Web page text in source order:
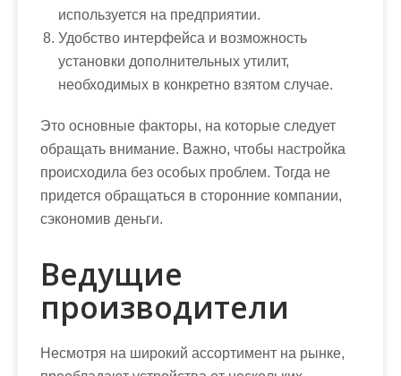
используется на предприятии.
Удобство интерфейса и возможность
установки дополнительных утилит,
необходимых в конкретно взятом случае.
Это основные факторы, на которые следует
обращать внимание. Важно, чтобы настройка
происходила без особых проблем. Тогда не
придется обращаться в сторонние компании,
сэкономив деньги.
Ведущие
производители
Несмотря на широкий ассортимент на рынке,